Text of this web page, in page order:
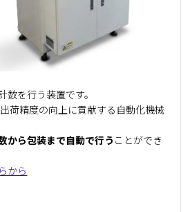
数を行う装置です。
荷精度の向上に貢献する自動化機械
から包装まで自動で行う ことができ
から